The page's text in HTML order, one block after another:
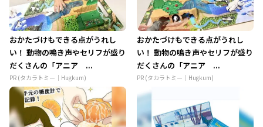
おかたづけもできる点がうれし
い！ 動物の鳴き声やセリフが盛り
だくさんの「アニア ...
PR (タカラトミー｜Hugkum)
おかたづけもできる点がうれし
い！ 動物の鳴き声やセリフが盛り
だくさんの「アニア ...
PR (タカラトミー｜Hugkum)